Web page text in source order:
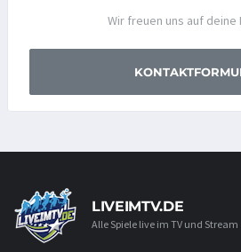
Wir freuen uns auf deine
LIVEIMTV.DE
Alle Spiele live im TV und Stream